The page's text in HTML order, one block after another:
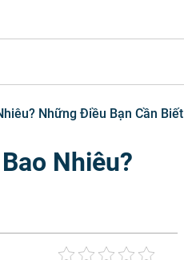
Những Điều Bạn Cần Biết
Nhiêu?